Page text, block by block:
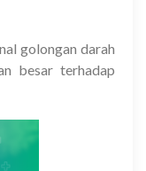
golongan darah
besar terhadap